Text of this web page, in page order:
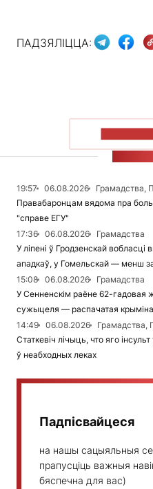
ПАДЗЯЛІЦЦА:
19:57 06.08.2026
Грамадства,
Правабаронцам вядома пра
"справе ЕГУ"
17:36
06.08.2026
Грамадства
У ліпені ў Гродзенскай
ападкаў, у Гомельскай — менш
15:08
06.08.2026
Грамадства
У Сенненскім раёне 62-гадовая
сужыцеля — распачатая
14:49
06.08.2026
Грамадства,
Статкевіч лічыць, что яго
ў неабходных леках
Падпісвайцеся
на нашы сацыяльныя
прапусціць важныя
бяспечна для вас)